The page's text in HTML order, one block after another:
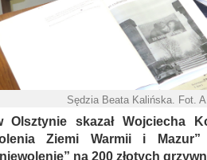
Sędzia Beata Kalińska. Fot.
Olsztynie skazał Wojciecha
Ziemi Warmii i
na 200 złotych